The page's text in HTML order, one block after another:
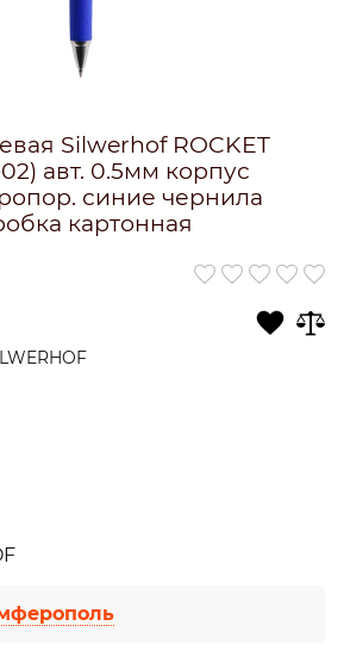
Silwerhof ROCKET
авт. 0.5мм корпус
синие чернила
картонная